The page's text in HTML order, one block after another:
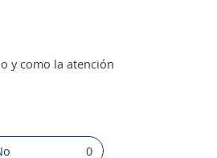
y como la atención
0